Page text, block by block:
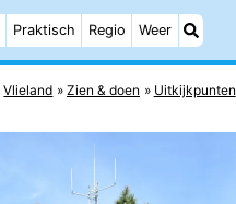
Praktisch Regio Weer
Vlieland Zien & doen Uitkijkpunten